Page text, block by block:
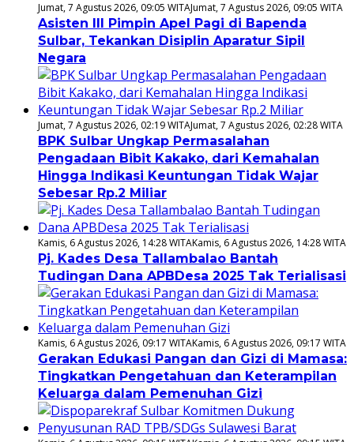
Jumat, 7 Agustus 2026, 09:05 WITAJumat, 7 Agustus 2026, 09:05 WITA
Asisten III Pimpin Apel Pagi di Bapenda
Sulbar, Tekankan Disiplin Aparatur Sipil
Negara
Jumat, 7 Agustus 2026, 02:19 WITAJumat, 7 Agustus 2026, 02:28 WITA
BPK Sulbar Ungkap Permasalahan
Pengadaan Bibit Kakako, dari Kemahalan
Hingga Indikasi Keuntungan Tidak Wajar
Sebesar Rp.2 Miliar
Kamis, 6 Agustus 2026, 14:28 WITAKamis, 6 Agustus 2026, 14:28 WITA
Pj. Kades Desa Tallambalao Bantah
Tudingan Dana APBDesa 2025 Tak Terialisasi
Kamis, 6 Agustus 2026, 09:17 WITAKamis, 6 Agustus 2026, 09:17 WITA
Gerakan Edukasi Pangan dan Gizi di Mamasa:
Tingkatkan Pengetahuan dan Keterampilan
Keluarga dalam Pemenuhan Gizi